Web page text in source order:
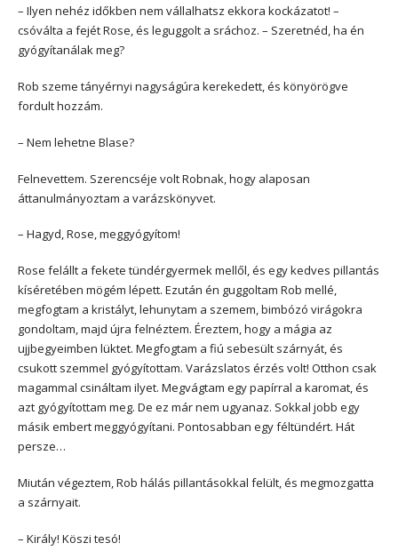
– Ilyen nehéz időkben nem vállalhatsz ekkora kockázatot! –
csóválta a fejét Rose, és leguggolt a sráchoz. – Szeretnéd, ha én
gyógyítanálak meg?
Rob szeme tányérnyi nagyságúra kerekedett, és könyörögve
fordult hozzám.
– Nem lehetne Blase?
Felnevettem. Szerencséje volt Robnak, hogy alaposan
áttanulmányoztam a varázskönyvet.
– Hagyd, Rose, meggyógyítom!
Rose felállt a fekete tündérgyermek mellől, és egy kedves pillantás
kíséretében mögém lépett. Ezután én guggoltam Rob mellé,
megfogtam a kristályt, lehunytam a szemem, bimbózó virágokra
gondoltam, majd újra felnéztem. Éreztem, hogy a mágia az
ujjbegyeimben lüktet. Megfogtam a fiú sebesült szárnyát, és
csukott szemmel gyógyítottam. Varázslatos érzés volt! Otthon csak
magammal csináltam ilyet. Megvágtam egy papírral a karomat, és
azt gyógyítottam meg. De ez már nem ugyanaz. Sokkal jobb egy
másik embert meggyógyítani. Pontosabban egy féltündért. Hát
persze…
Miután végeztem, Rob hálás pillantásokkal felült, és megmozgatta
a szárnyait.
– Király! Köszi tesó!